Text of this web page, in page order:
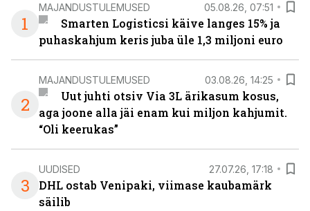
1
MAJANDUSTULEMUSED 05.08.26, 07:51
Smarten Logisticsi käive langes 15% ja
puhaskahjum keris juba üle 1,3 miljoni euro
2
MAJANDUSTULEMUSED 03.08.26, 14:25
Uut juhti otsiv Via 3L ärikasum kosus,
aga joone alla jäi enam kui miljon kahjumit.
“Oli keerukas”
3
UUDISED 27.07.26, 17:18
DHL ostab Venipaki, viimase kaubamärk
säilib